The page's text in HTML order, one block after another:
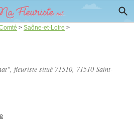
> Saône-et-Loire >
fleuriste situé 71510, 71510 Saint-